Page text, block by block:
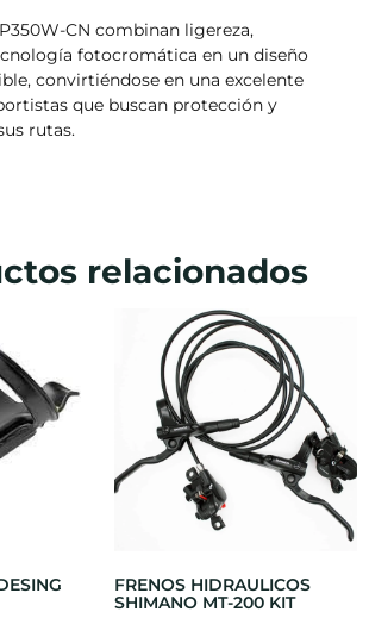
CN combinan ligereza,
fotocromática en un diseño
convirtiéndose en una excelente
que buscan protección y
rutas.
relacionados
FRENOS HIDRAULICOS
SHIMANO MT-200 KIT